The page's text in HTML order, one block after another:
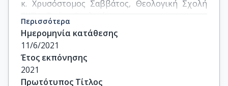
κ. Χρυσόστομος Σαββάτος, Θεολογική Σχολή
ΕΚΠΑ, Τμήμα Θεολογίας.
Καθ. Κωνσταντίνος Λιάκουρας, Θεολογική
Σχολή ΕΚΠΑ, Τμήμα Θεολογίας.
Καθ. Δημήτριος Μόσχος, Θεολογική Σχολή
ΕΚΠΑ, Τμήμα Θεολογίας.
Επ. Καθ. Γεώργιος Σταυρόπουλος –
Περισσότερα
Ημερομηνία κατάθεσης
11/6/2021
Έτος εκπόνησης
2021
Πρωτότυπος Τίτλος